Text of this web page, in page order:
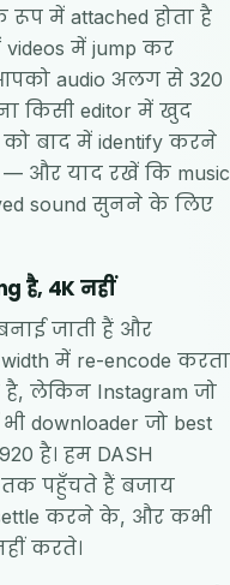
में attached होता है
videos में jump कर
audio अलग से 320
किसी editor में खुद
बाद में identify करने
— और याद रखें कि music
sound सुनने के लिए
है, 4K नहीं
जाती हैं और
में re-encode करता
लेकिन Instagram जो
downloader जो best
है। हम DASH
तक पहुँचते हैं बजाय
settle करने के, और कभी
करते।